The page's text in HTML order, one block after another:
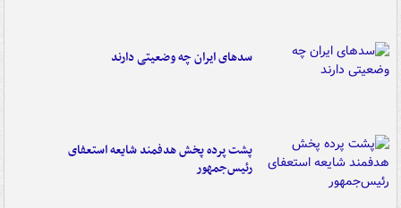
سدهای ایران چه وضعیتی دارند
پشت پرده پخش هدفمند شایعه استعفای
رئیس‌جمهور